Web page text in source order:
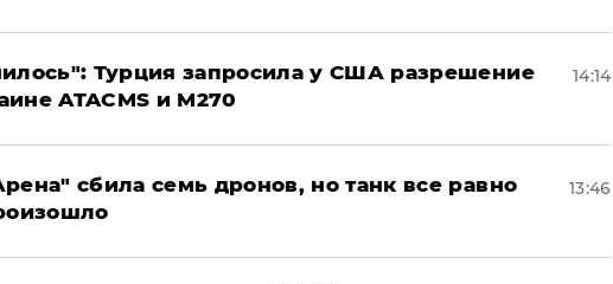
Турция запросила у США разрешение
ATACMS и M270
14:14
сбила семь дронов, но танк все равно
13:46